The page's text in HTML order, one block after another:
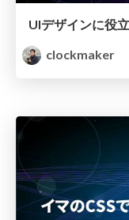
clockmaker